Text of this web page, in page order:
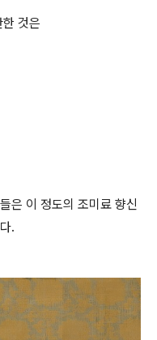
것은
은 이 정도의 조미료 향신
.